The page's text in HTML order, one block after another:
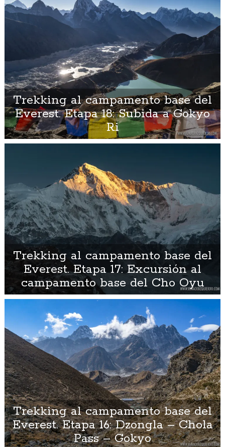
Trekking al campamento base del
Everest. Etapa 18: Subida a Gokyo
Ri
Trekking al campamento base del
Everest. Etapa 17: Excursión al
campamento base del Cho Oyu
Trekking al campamento base del
Everest. Etapa 16: Dzongla – Chola
Pass – Gokyo